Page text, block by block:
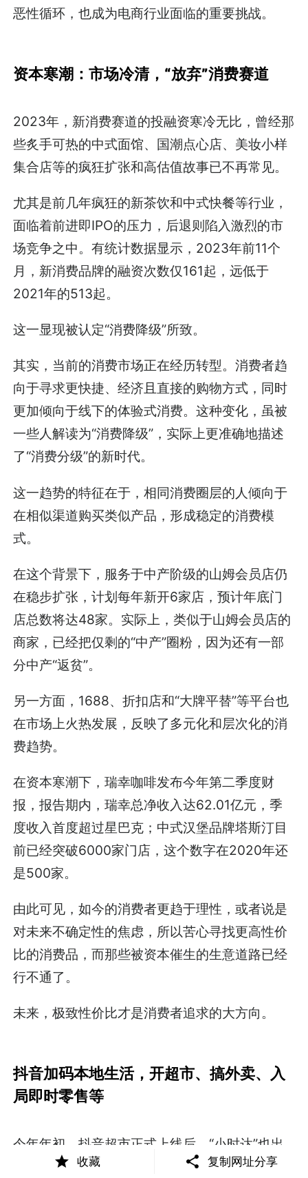
恶性循环，也成为电商行业面临的重要挑战。
资本寒潮：市场冷清，“放弃”消费赛道
2023年，新消费赛道的投融资寒冷无比，曾经那
些炙手可热的中式面馆、国潮点心店、美妆小样
集合店等的疯狂扩张和高估值故事已不再常见。
尤其是前几年疯狂的新茶饮和中式快餐等行业，
面临着前进即IPO的压力，后退则陷入激烈的市
场竞争之中。有统计数据显示，2023年前11个
月，新消费品牌的融资次数仅161起，远低于
2021年的513起。
这一显现被认定“消费降级”所致。
其实，当前的消费市场正在经历转型。消费者趋
向于寻求更快捷、经济且直接的购物方式，同时
更加倾向于线下的体验式消费。这种变化，虽被
一些人解读为“消费降级”，实际上更准确地描述
了“消费分级”的新时代。
这一趋势的特征在于，相同消费圈层的人倾向于
在相似渠道购买类似产品，形成稳定的消费模
式。
在这个背景下，服务于中产阶级的山姆会员店仍
在稳步扩张，计划每年新开6家店，预计年底门
店总数将达48家。实际上，类似于山姆会员店的
商家，已经把仅剩的“中产”圈粉，因为还有一部
分中产“返贫”。
另一方面，1688、折扣店和“大牌平替”等平台也
在市场上火热发展，反映了多元化和层次化的消
费趋势。
在资本寒潮下，瑞幸咖啡发布今年第二季度财
报，报告期内，瑞幸总净收入达62.01亿元，季
度收入首度超过星巴克；中式汉堡品牌塔斯汀目
前已经突破6000家门店，这个数字在2020年还
是500家。
由此可见，如今的消费者更趋于理性，或者说是
对未来不确定性的焦虑，所以苦心寻找更高性价
比的消费品，而那些被资本催生的生意道路已经
行不通了。
未来，极致性价比才是消费者追求的大方向。
抖音加码本地生活，开超市、搞外卖、入
局即时零售等
今年年初，抖音超市正式上线后，“小时达”也出
现在抖音超市界面内，抖音超市主打的是次日
收藏 复制网址分享